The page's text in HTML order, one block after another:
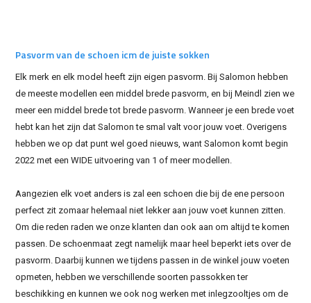
Pasvorm van de schoen icm de juiste sokken
Elk merk en elk model heeft zijn eigen pasvorm. Bij Salomon hebben
de meeste modellen een middel brede pasvorm, en bij Meindl zien we
meer een middel brede tot brede pasvorm. Wanneer je een brede voet
hebt kan het zijn dat Salomon te smal valt voor jouw voet. Overigens
hebben we op dat punt wel goed nieuws, want Salomon komt begin
2022 met een WIDE uitvoering van 1 of meer modellen.
Aangezien elk voet anders is zal een schoen die bij de ene persoon
perfect zit zomaar helemaal niet lekker aan jouw voet kunnen zitten.
Om die reden raden we onze klanten dan ook aan om altijd te komen
passen. De schoenmaat zegt namelijk maar heel beperkt iets over de
pasvorm. Daarbij kunnen we tijdens passen in de winkel jouw voeten
opmeten, hebben we verschillende soorten passokken ter
beschikking en kunnen we ook nog werken met inlegzooltjes om de